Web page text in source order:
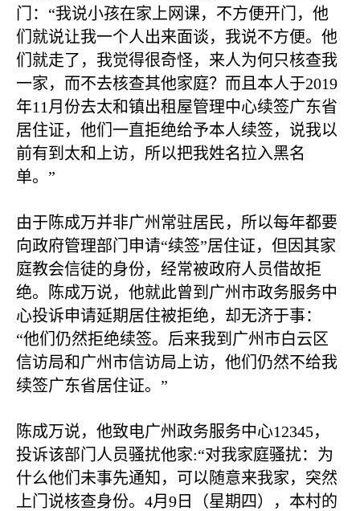
门：“我说小孩在家上网课，不方便开门，他
们就说让我一个人出来面谈，我说不方便。他
们就走了，我觉得很奇怪，来人为何只核查我
一家，而不去核查其他家庭？而且本人于2019
年11 月份去太和镇出租屋管理中心续签广东省
居住证，他们一直拒绝给予本人续签，说我以
前有到太和上访，所以把我姓名拉入黑名
单。”
由于陈成万并非广州常驻居民，所以每年都要
向政府管理部门申请“续签”居住证，但因其家
庭教会信徒的身份，经常被政府人员借故拒
绝。陈成万说，他就此曾到广州市政务服务中
心投诉申请延期居住被拒绝，却无济于事：
“他们仍然拒绝续签。后来我到广州市白云区
信访局和广州市信访局上访，他们仍然不给我
续签广东省居住证。”
陈成万说，他致电广州政务服务中心12345，
投诉该部门人员骚扰他家:“对我家庭骚扰：为
什么他们未事先通知，可以随意来我家，突然
上门说核查身份。 4月 9 日（星期四），本村的